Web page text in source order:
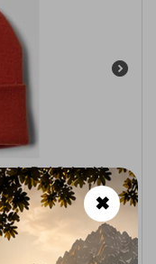
Red Columbia
25,00
22,50 €
✖